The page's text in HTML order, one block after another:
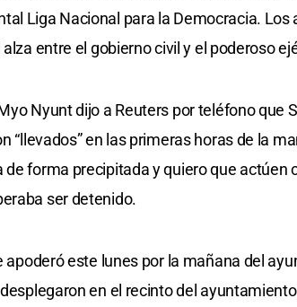
Liga Nacional para la Democracia.
entre el gobierno civil y el poderoso
Nyunt dijo a Reuters por teléfono que
“llevados” en las primeras horas de la
de forma precipitada y quiero que actúen
ser detenido.
apoderó este lunes por la mañana del
en el recinto del